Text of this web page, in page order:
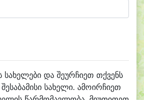
სახელები და შეურჩიეთ თქვენს
სახელი. ამოირჩიეთ